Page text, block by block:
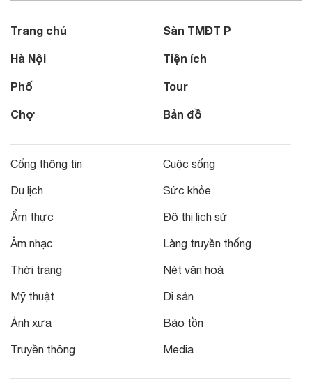
Trang chủ
Hà Nội
Phố
Chợ
Sàn TMĐT P
Tiện ích
Tour
Bản đồ
Cổng thông tin
Du lịch
Ẩm thực
Âm nhạc
Thời trang
Mỹ thuật
Ảnh xưa
Truyền thông
Cuộc sống
Sức khỏe
Đô thị lịch sử
Làng truyền thống
Nét văn hoá
Di sản
Bảo tồn
Media